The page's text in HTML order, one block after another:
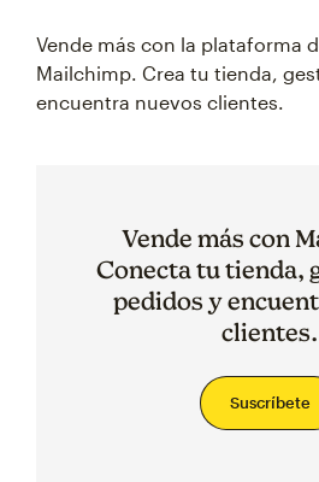
Vende más con la plataforma
Mailchimp. Crea tu tienda,
encuentra nuevos clientes.
Vende más con
Conecta tu tienda,
pedidos y
clientes.
Suscríbete